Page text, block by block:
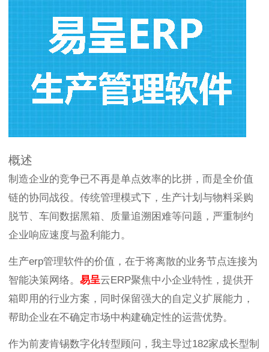
概述
制造企业的竞争已不再是单点效率的比拼，而是全价值
链的协同战役。传统管理模式下，生产计划与物料采购
脱节、车间数据黑箱、质量追溯困难等问题，严重制约
企业响应速度与盈利能力。
生产erp管理软件的价值，在于将离散的业务节点连接为
智能决策网络。 易呈云ERP聚焦中小企业特性，提供开
箱即用的行业方案，同时保留强大的自定义扩展能力，
帮助企业在不确定市场中构建确定性的运营优势。
作为前麦肯锡数字化转型顾问，我主导过182家成长型制